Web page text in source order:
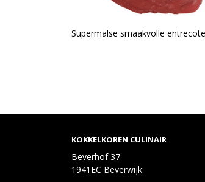
Supermalse smaakvolle
KOKKELKOREN CULINAIR
Beverhof 37
1941EC Beverwijk